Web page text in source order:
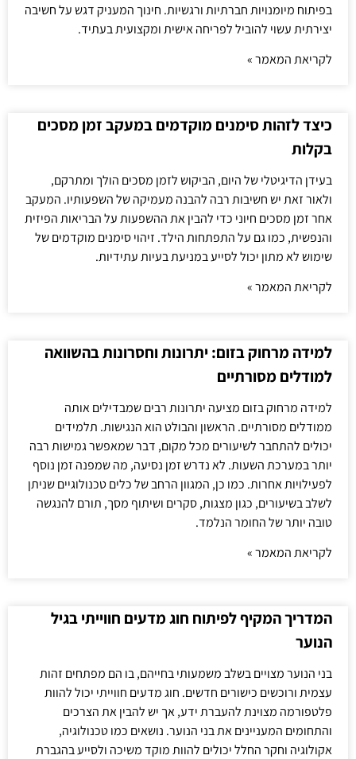
בפיתוח מיומנויות חברתיות ורגשיות. חינוך המעניק דגש על חשיבה
יצירתית עשוי להוביל לפריחה אישית ומקצועית בעתיד.
לקריאת המאמר »
כיצד לזהות סימנים מוקדמים במעקב זמן מסכים
בקלות
בעידן הדיגיטלי של היום, הביקוש לזמן מסכים הולך ומתרקם,
ולאור זאת יש חשיבות רבה להבנה מעמיקה של השפעותיו. המעקב
אחר זמן מסכים חיוני כדי להבין את ההשפעות על הבריאות הפיזית
והנפשית, כמו גם על התפתחות הילד. זיהוי סימנים מוקדמים של
שימוש לא מתון יכול לסייע במניעת בעיות עתידיות.
לקריאת המאמר »
למידה מרחוק בזום: יתרונות וחסרונות בהשוואה
למודלים מסורתיים
למידה מרחוק בזום מציעה יתרונות רבים שמבדילים אותה
ממודלים מסורתיים. הראשון והבולט הוא הנגישות. תלמידים
יכולים להתחבר לשיעורים מכל מקום, דבר שמאפשר גמישות רבה
יותר במערכת השעות. לא נדרש זמן נסיעה, מה שמפנה זמן נוסף
לפעילויות אחרות. כמו כן, המגוון הרחב של כלים טכנולוגיים שניתן
לשלב בשיעורים, כגון מצגות, סקרים ושיתוף מסך, תורם להנגשה
טובה יותר של החומר הנלמד.
לקריאת המאמר »
המדריך המקיף לפיתוח חוג מדעים חווייתי בגיל
הנוער
בני הנוער מצויים בשלב משמעותי בחייהם, בו הם מפתחים זהות
עצמית ורוכשים כישורים חדשים. חוג מדעים חווייתי יכול להוות
פלטפורמה מצוינת להעברת ידע, אך יש להבין את הצרכים
והתחומים המעניינים את בני הנוער. נושאים כמו טכנולוגיה,
אקולוגיה וחקר החלל יכולים להוות מוקד משיכה ולסייע בהגברת